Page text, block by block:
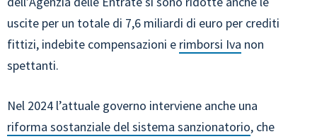
uscite per un totale di 7,6 miliardi di euro per crediti
fittizi, indebite compensazioni e rimborsi Iva non
spettanti.
Nel 2024 l’attuale governo interviene anche una
riforma sostanziale del sistema sanzionatorio, che